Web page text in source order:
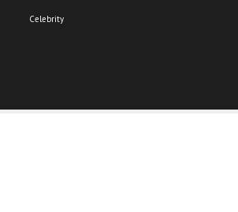
Celebrity